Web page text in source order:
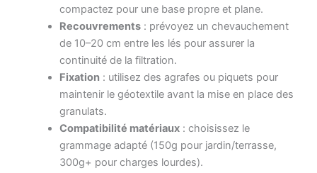
compactez pour une base propre et plane.
Recouvrements: prévoyez un chevauchement
de 10–20 cm entre les lés pour assurer la
continuité de la filtration.
Fixation: utilisez des agrafes ou piquets pour
maintenir le géotextile avant la mise en place des
granulats.
Compatibilité matériaux: choisissez le
grammage adapté (150g pour jardin/terrasse,
300g+ pour charges lourdes).